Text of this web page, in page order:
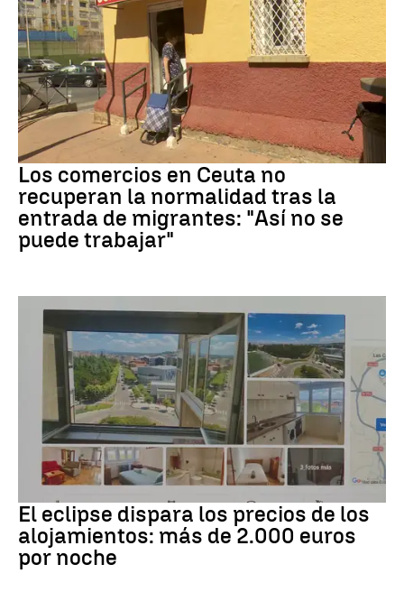
Crisis migrantes
Los comercios en Ceuta no
recuperan la normalidad tras la
entrada de migrantes: "Así no se
puede trabajar"
Eclipse solar
El eclipse dispara los precios de los
alojamientos: más de 2.000 euros
por noche